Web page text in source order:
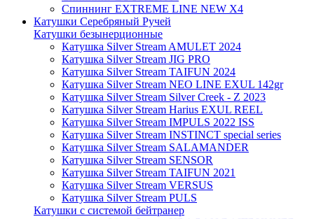
Спиннинг EXTREME LINE NEW X4
Катушки Серебряный Ручей
Катушки безынерционные
Катушка Silver Stream AMULET 2024
Катушка Silver Stream JIG PRO
Катушка Silver Stream TAIFUN 2024
Катушка Silver Stream NEO LINE EXUL 142gr
Катушка Silver Stream Silver Creek - Z 2023
Катушка Silver Stream Harius EXUL REEL
Катушка Silver Stream IMPULS 2022 ISS
Катушка Silver Stream INSTINCT special series
Катушка Silver Stream SALAMANDER
Катушка Silver Stream SENSOR
Катушка Silver Stream TAIFUN 2021
Катушка Silver Stream VERSUS
Катушка Silver Stream PULS
Катушки с системой бейтранер